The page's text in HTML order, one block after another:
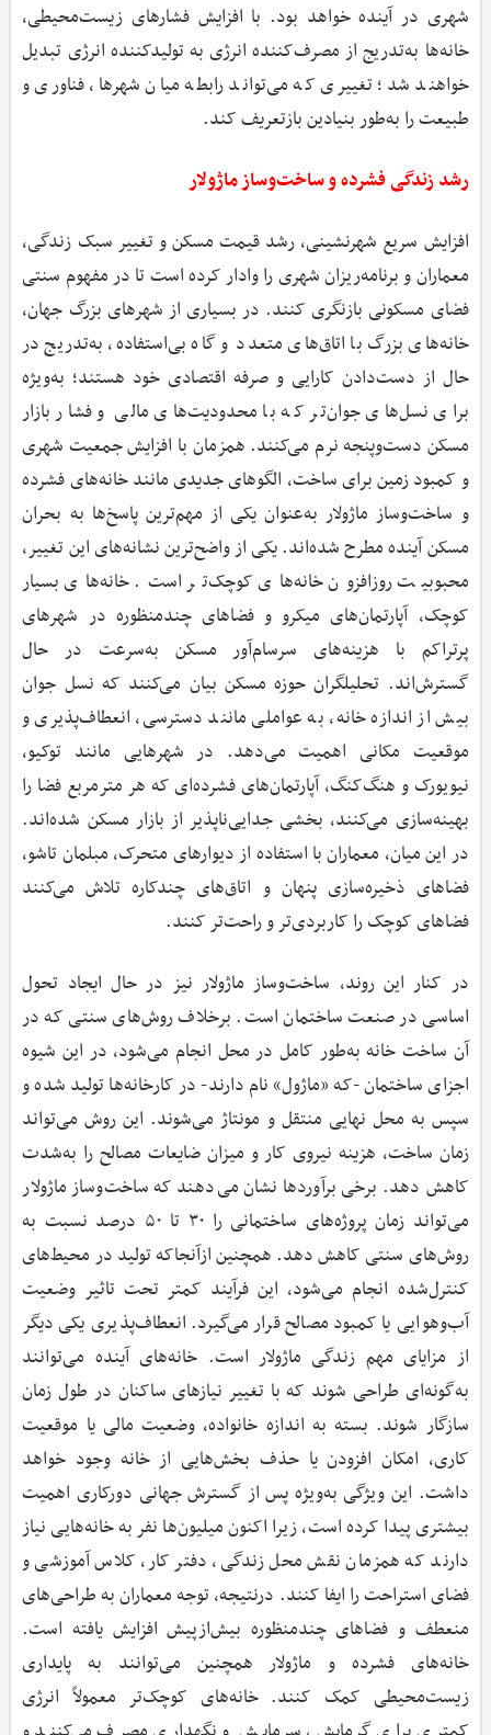
شهری در آینده خواهد بود. با افزایش فشارهای زیست‌محیطی،
خانه‌ها به‌تدریج از مصرف‌کننده انرژی به تولیدکننده انرژی تبدیل
خواهند شد؛ تغییری که می‌تواند رابطه میان شهرها، فناوری و
طبیعت را به‌طور بنیادین بازتعریف کند.
رشد زندگی فشرده و ساخت‌وساز ماژولار
افزایش سریع شهرنشینی، رشد قیمت مسکن و تغییر سبک زندگی،
معماران و برنامه‌ریزان شهری را وادار کرده است تا در مفهوم سنتی
فضای مسکونی بازنگری کنند. در بسیاری از شهرهای بزرگ جهان،
خانه‌های بزرگ با اتاق‌های متعدد و گاه بی‌استفاده، به‌تدریج در
حال از دست‌دادن کارایی و صرفه اقتصادی خود هستند؛ به‌ویژه
برای نسل‌های جوان‌تر که با محدودیت‌های مالی و فشار بازار
مسکن دست‌وپنجه نرم می‌کنند. همزمان با افزایش جمعیت شهری
و کمبود زمین برای ساخت، الگوهای جدیدی مانند خانه‌های فشرده
و ساخت‌وساز ماژولار به‌عنوان یکی از مهم‌ترین پاسخ‌ها به بحران
مسکن آینده مطرح شده‌اند. یکی از واضح‌ترین نشانه‌های این تغییر،
محبوبیت روزافزون خانه‌های کوچک‌تر است. خانه‌های بسیار
کوچک، آپارتمان‌های میکرو و فضاهای چندمنظوره در شهرهای
پرتراکم با هزینه‌های سرسام‌آور مسکن به‌سرعت در حال
گسترش‌اند. تحلیلگران حوزه مسکن بیان می‌کنند که نسل جوان
بیش از اندازه خانه، به عواملی مانند دسترسی، انعطاف‌پذیری و
موقعیت مکانی اهمیت می‌دهد. در شهرهایی مانند توکیو،
نیویورک و هنگ‌کنگ، آپارتمان‌های فشرده‌ای که هر مترمربع فضا را
بهینه‌سازی می‌کنند، بخشی جدایی‌ناپذیر از بازار مسکن شده‌اند.
در این میان، معماران با استفاده از دیوارهای متحرک، مبلمان تاشو،
فضاهای ذخیره‌سازی پنهان و اتاق‌های چندکاره تلاش می‌کنند
فضاهای کوچک را کاربردی‌تر و راحت‌تر کنند.
در کنار این روند، ساخت‌وساز ماژولار نیز در حال ایجاد تحول
اساسی در صنعت ساختمان است. برخلاف روش‌های سنتی که در
آن ساخت خانه به‌طور کامل در محل انجام می‌شود، در این شیوه
اجزای ساختمان -که «ماژول» نام دارند- در کارخانه‌ها تولید شده و
سپس به محل نهایی منتقل و مونتاژ می‌شوند. این روش می‌تواند
زمان ساخت، هزینه نیروی کار و میزان ضایعات مصالح را به‌شدت
کاهش دهد. برخی برآوردها نشان می‌دهند که ساخت‌وساز ماژولار
می‌تواند زمان پروژه‌های ساختمانی را ۳۰ تا ۵۰ درصد نسبت به
روش‌های سنتی کاهش دهد. همچنین ازآنجاکه تولید در محیط‌های
کنترل‌شده انجام می‌شود، این فرآیند کمتر تحت تاثیر وضعیت
آب‌وهوایی یا کمبود مصالح قرار می‌گیرد. انعطاف‌پذیری یکی دیگر
از مزایای مهم زندگی ماژولار است. خانه‌های آینده می‌توانند
به‌گونه‌ای طراحی شوند که با تغییر نیازهای ساکنان در طول زمان
سازگار شوند. بسته به اندازه خانواده، وضعیت مالی یا موقعیت
کاری، امکان افزودن یا حذف بخش‌هایی از خانه وجود خواهد
داشت. این ویژگی به‌ویژه پس از گسترش جهانی دورکاری اهمیت
بیشتری پیدا کرده است، زیرا اکنون میلیون‌ها نفر به خانه‌هایی نیاز
دارند که همزمان نقش محل زندگی، دفتر کار، کلاس آموزشی و
فضای استراحت را ایفا کنند. درنتیجه، توجه معماران به طراحی‌های
منعطف و فضاهای چندمنظوره بیش‌ازپیش افزایش یافته است.
خانه‌های فشرده و ماژولار همچنین می‌توانند به پایداری
زیست‌محیطی کمک کنند. خانه‌های کوچک‌تر معمولاً انرژی